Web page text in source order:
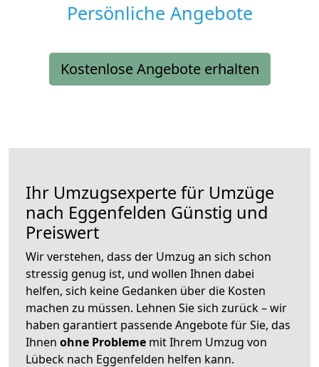
Persönliche Angebote
Kostenlose Angebote erhalten
Ihr Umzugsexperte für Umzüge
nach Eggenfelden Günstig und
Preiswert
Wir verstehen, dass der Umzug an sich schon
stressig genug ist, und wollen Ihnen dabei
helfen, sich keine Gedanken über die Kosten
machen zu müssen. Lehnen Sie sich zurück – wir
haben garantiert passende Angebote für Sie, das
Ihnen ohne Probleme mit Ihrem Umzug von
Lübeck nach Eggenfelden helfen kann.